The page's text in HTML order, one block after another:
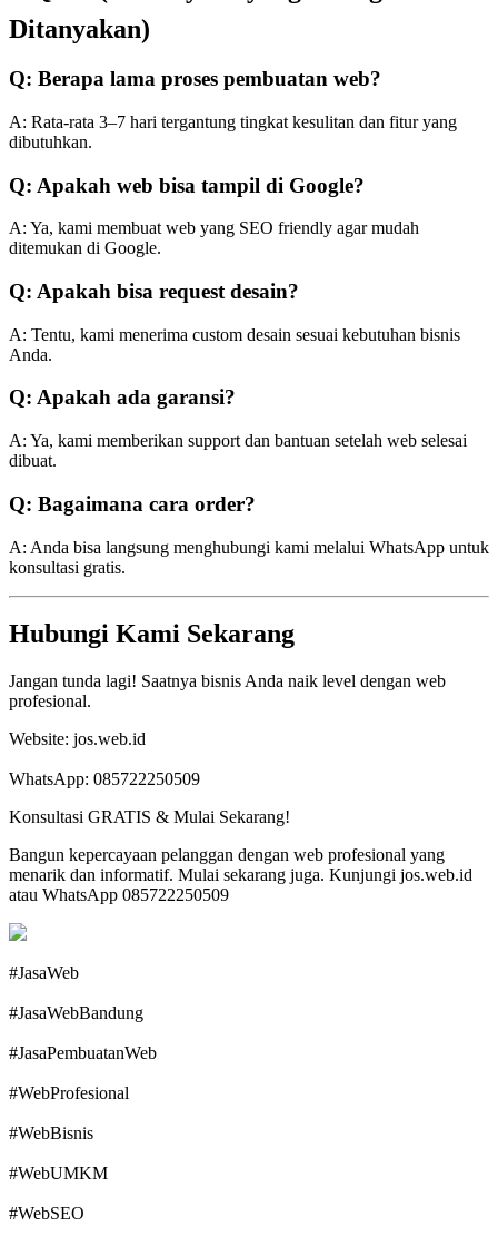
Ditanyakan)
Q: Berapa lama proses pembuatan web?
A: Rata-rata 3–7 hari tergantung tingkat kesulitan dan fitur yang
dibutuhkan.
Q: Apakah web bisa tampil di Google?
A: Ya, kami membuat web yang SEO friendly agar mudah
ditemukan di Google.
Q: Apakah bisa request desain?
A: Tentu, kami menerima custom desain sesuai kebutuhan bisnis
Anda.
Q: Apakah ada garansi?
A: Ya, kami memberikan support dan bantuan setelah web selesai
dibuat.
Q: Bagaimana cara order?
A: Anda bisa langsung menghubungi kami melalui WhatsApp untuk
konsultasi gratis.
Hubungi Kami Sekarang
Jangan tunda lagi! Saatnya bisnis Anda naik level dengan web
profesional.
Website: jos.web.id
WhatsApp: 085722250509
Konsultasi GRATIS & Mulai Sekarang!
Bangun kepercayaan pelanggan dengan web profesional yang
menarik dan informatif. Mulai sekarang juga. Kunjungi jos.web.id
atau WhatsApp 085722250509
#JasaWeb
#JasaWebBandung
#JasaPembuatanWeb
#WebProfesional
#WebBisnis
#WebUMKM
#WebSEO